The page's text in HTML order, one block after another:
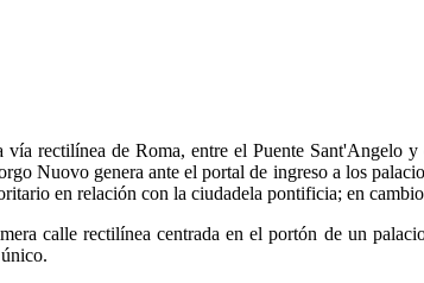
rectilínea de Roma, entre el Puente Sant'Angelo
Nuovo genera ante el portal de ingreso a los
en relación con la ciudadela pontificia; en
calle rectilínea centrada en el portón de un